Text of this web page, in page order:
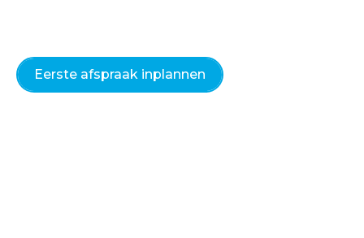
Eerste afspraak inplannen